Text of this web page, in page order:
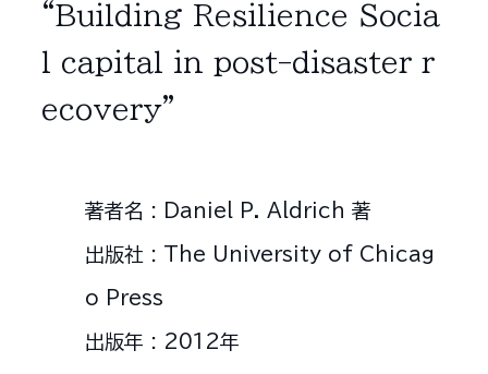
“Building Resilience Socia
l capital in post-disaster r
ecovery”
著者名 : Daniel P. Aldrich 著
出版社 : The University of Chicag
o Press
出版年 : 2012年